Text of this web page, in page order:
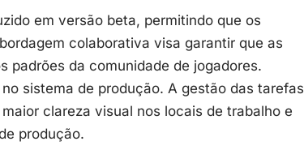
em versão beta, permitindo que os
colaborativa visa garantir que as
padrões da comunidade de jogadores.
sistema de produção. A gestão das tarefas
clareza visual nos locais de trabalho e
produção.